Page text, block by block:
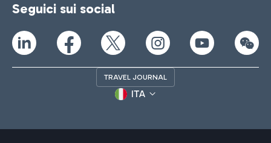
Seguici sui social
TRAVEL JOURNAL
ITA